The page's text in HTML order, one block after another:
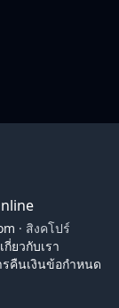
· สิงคโปร์
เกี่ยวกับเรา
คืนเงินข้อกำหนด